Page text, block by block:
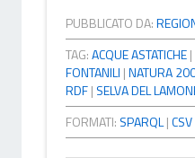
PUBBLICATO DA:
TAG:ACQUE ASTATICHE|
FONTANILI |NATURA
RDF| SELVA DEL
FORMATI: SPARQL|CSV